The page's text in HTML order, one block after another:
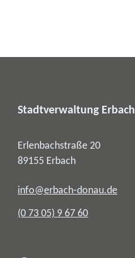
Stadtverwaltung Erbach
Erlenbachstraße 20
89155 Erbach
info@erbach-donau.de
(0 73 05) 9 67 60